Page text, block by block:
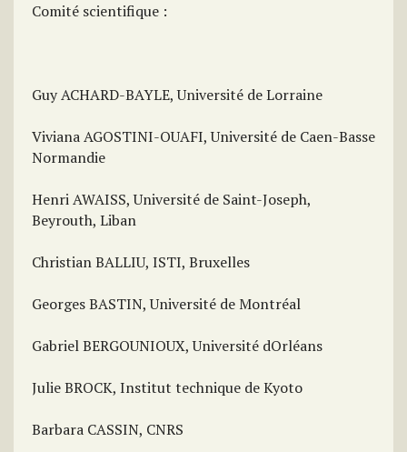
Comité scientifique :
Guy ACHARD-BAYLE, Université de Lorraine
Viviana AGOSTINI-OUAFI, Université de Caen-Basse
Normandie
Henri AWAISS, Université de Saint-Joseph,
Beyrouth, Liban
Christian BALLIU, ISTI, Bruxelles
Georges BASTIN, Université de Montréal
Gabriel BERGOUNIOUX, Université dOrléans
Julie BROCK, Institut technique de Kyoto
Barbara CASSIN, CNRS